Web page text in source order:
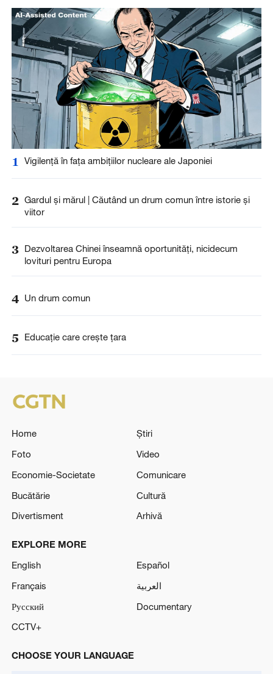
1 Vigilență în fața ambițiilor nucleare ale Japoniei
2 Gardul și mărul | Căutând un drum comun între istorie și
viitor
3 Dezvoltarea Chinei înseamnă oportunități, nicidecum
lovituri pentru Europa
4 Un drum comun
5 Educație care crește țara
Home
Știri
Foto
Video
Economie-Societate
Comunicare
Bucătărie
Cultură
Divertisment
Arhivă
EXPLORE MORE
English
Español
Français
العربية
Русский
Documentary
CCTV+
CHOOSE YOUR LANGUAGE